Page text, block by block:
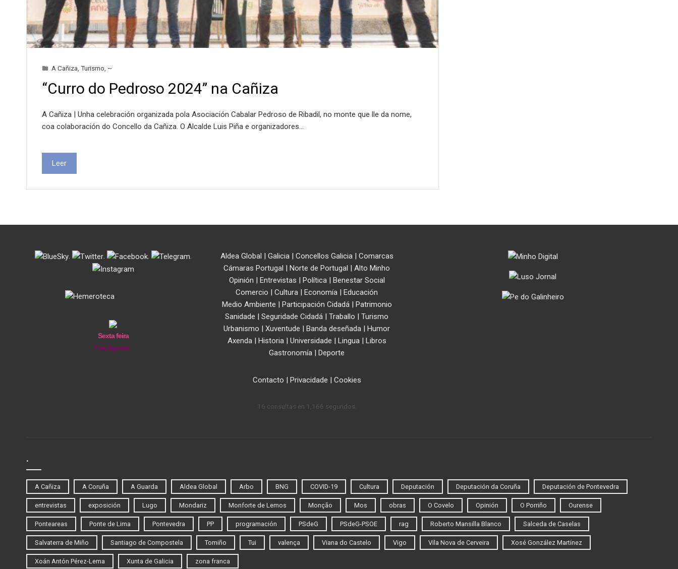
A Cañiza Turismo ~
“Curro do Pedroso 2024” na Cañiza
A Cañiza | Unha celebración organizada pola Asociación Cabalar Pedroso de Ribadil, no monte que lle da nome,
coa colaboración do Concello da Cañiza. O Alcalde Luis Piña e organizadores…
Leer
. . . .
Sexta feira
7 de Agosto
Aldea Global | Galicia| Concellos Galicia| Comarcas
Cámaras Portugal | Norte de Portugal | Alto Minho
Opinión | Entrevistas | Política| Benestar Social
Comercio | Cultura | Economía | Educación
Medio Ambiente | Participación Cidadá| Patrimonio
Sanidade | Seguridade Cidadá | Traballo | Turismo
Urbanismo | Xuventude | Banda deseñada | Humor
Axenda| Historia| Universidade | Lingua| Libros
Gastronomía | Deporte
Contacto | Privacidade | Cookies
16 consultas en 1,166 segundos.
.
A Cañiza A Coruña A Guarda Aldea Global Arbo BNG COVID-19 Cultura Deputación Deputación da Coruña Deputación de Pontevedra
entrevistas exposición Lugo Mondariz Monforte de Lemos Monção Mos obras O Covelo Opinión O Porriño Ourense
Ponteareas Ponte de Lima Pontevedra PP programación PSdeG PSdeG-PSOE rag Roberto Mansilla Blanco Salceda de Caselas
Salvaterra de Miño Santiago de Compostela Tomiño Tui valença Viana do Castelo Vigo Vila Nova de Cerveira Xosé González Martínez
Xoán Antón Pérez-Lema Xunta de Galicia zona franca